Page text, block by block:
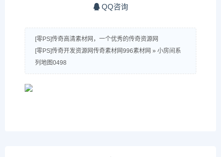
QQ咨询
[零PS]传奇高清素材网，一个优秀的传奇资源网
[零PS]传奇开发资源网传奇素材网996素材网 » 小房间系
列地图0498